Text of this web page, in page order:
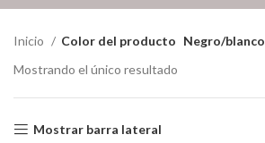
Inicio Color del producto Negro/blanco
Mostrando el único resultado
Mostrar barra lateral